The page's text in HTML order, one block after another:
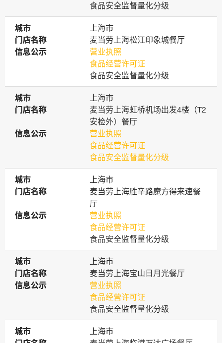
食品安全监督量化分级
城市
城市
上海市
门店名称
门店名称
麦当劳上海松江印象城餐厅
信息公示
信息公示
营业执照
食品经营许可证
食品安全监督量化分级
城市
城市
上海市
门店名称
门店名称
麦当劳上海虹桥机场出发4楼（T2
安检外）餐厅
信息公示
信息公示
营业执照
食品经营许可证
食品安全监督量化分级
城市
城市
上海市
门店名称
门店名称
麦当劳上海胜辛路魔方得来速餐
厅
信息公示
信息公示
营业执照
食品经营许可证
食品安全监督量化分级
城市
城市
上海市
门店名称
门店名称
麦当劳上海宝山日月光餐厅
信息公示
信息公示
营业执照
食品经营许可证
食品安全监督量化分级
城市
城市
上海市